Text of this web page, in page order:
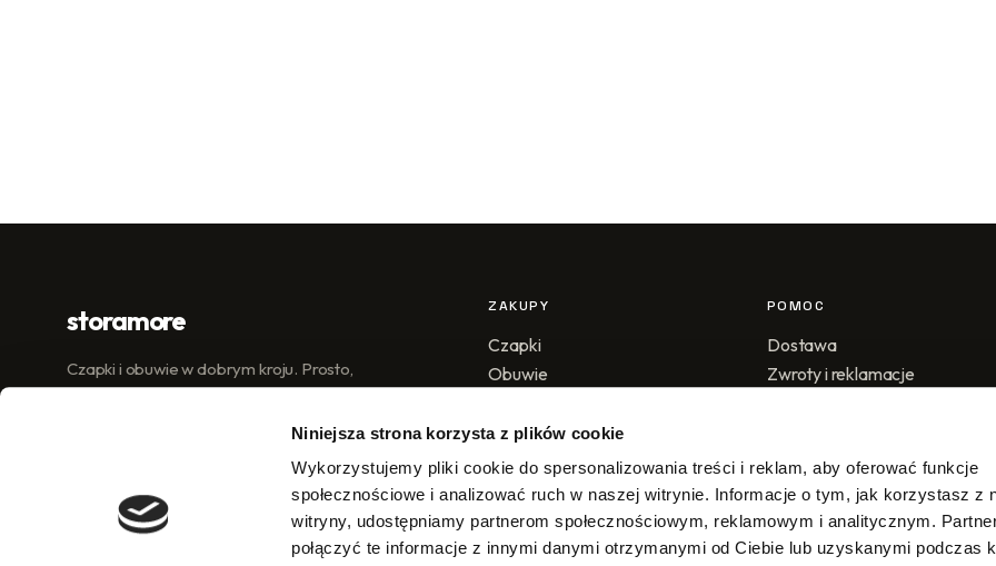
Niniejsza strona korzysta z plików cookie
Wykorzystujemy pliki cookie do spersonalizowania treści i reklam, aby oferować funkcje
społecznościowe i analizować ruch w naszej witrynie. Informacje o tym, jak korzystasz z
witryny, udostępniamy partnerom społecznościowym, reklamowym i analitycznym.
połączyć te informacje z innymi danymi otrzymanymi od Ciebie lub uzyskanymi podczas
storamore
Czapki i obuwie w dobrym kroju. Prosto,
ZAKUPY
Czapki
Obuwie
POMOC
Dostawa
Zwroty i reklamacje
Polityka prywatności
Kontakt